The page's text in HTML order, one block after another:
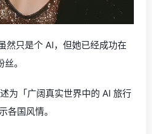
然只是个 AI，但她已经成功在
。
为「广阔真实世界中的 AI 旅行
各国风情。